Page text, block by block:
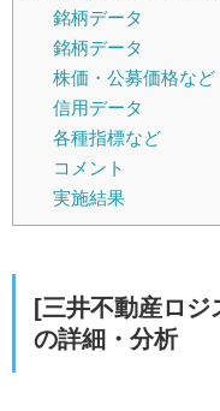
銘柄データ
銘柄データ
株価・公募価格など
信用データ
各種指標など
コメント
実施結果
[三井不動産ロジ
の詳細・分析